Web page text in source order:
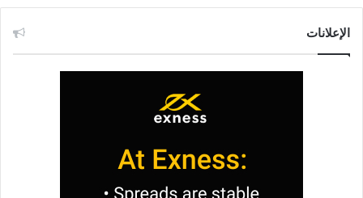
الإعلانات